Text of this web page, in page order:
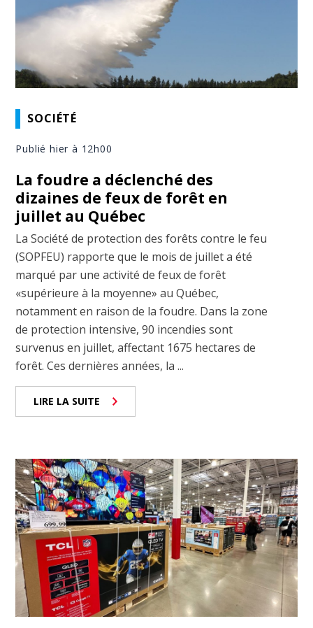
SOCIÉTÉ
Publié hier à 12h00
La foudre a déclenché des
dizaines de feux de forêt en
juillet au Québec
La Société de protection des forêts contre le feu
(SOPFEU) rapporte que le mois de juillet a été
marqué par une activité de feux de forêt
«supérieure à la moyenne» au Québec,
notamment en raison de la foudre. Dans la zone
de protection intensive, 90 incendies sont
survenus en juillet, affectant 1675 hectares de
forêt. Ces dernières années, la ...
LIRE LA SUITE